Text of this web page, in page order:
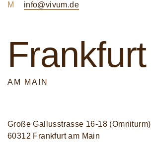
M
info@vivum.de
Frankfurt
AM MAIN
Große Gallusstrasse 16-18 (Omniturm)
60312 Frankfurt am Main